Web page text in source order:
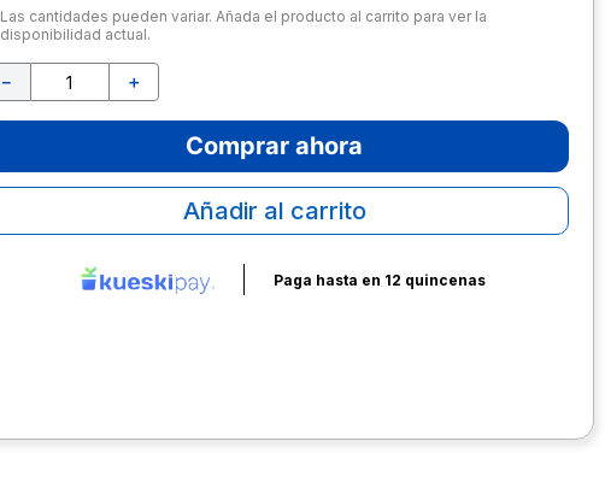
Las cantidades pueden variar. Añada el producto al carrito para ver la
disponibilidad actual.
＋
－
Comprar ahora
Añadir al carrito
Paga hasta en 12 quincenas